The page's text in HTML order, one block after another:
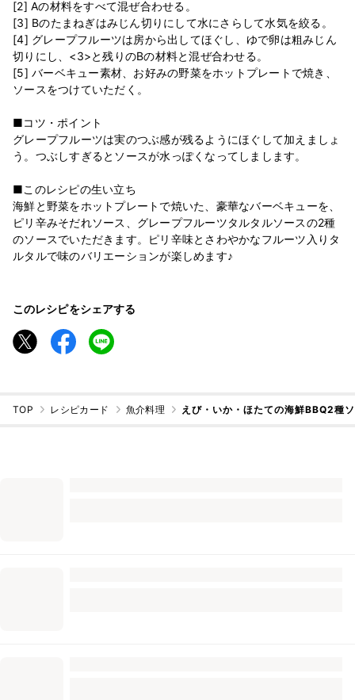
[2] Aの材料をすべて混ぜ合わせる。
[3] Bのたまねぎはみじん切りにして水にさらして水気を絞る。
[4] グレープフルーツは房から出してほぐし、ゆで卵は粗みじん
切りにし、<3>と残りのBの材料と混ぜ合わせる。
[5] バーベキュー素材、お好みの野菜をホットプレートで焼き、
ソースをつけていただく。
■コツ・ポイント
グレープフルーツは実のつぶ感が残るようにほぐして加えましょ
う。つぶしすぎるとソースが水っぽくなってしまします。
■このレシピの生い立ち
海鮮と野菜をホットプレートで焼いた、豪華なバーベキューを、
ピリ辛みそだれソース、グレープフルーツタルタルソースの2種
のソースでいただきます。ピリ辛味とさわやかなフルーツ入りタ
ルタルで味のバリエーションが楽しめます♪
このレシピをシェアする
TOP レシピカード 魚介料理 えび・いか・ほたての海鮮BBQ2種